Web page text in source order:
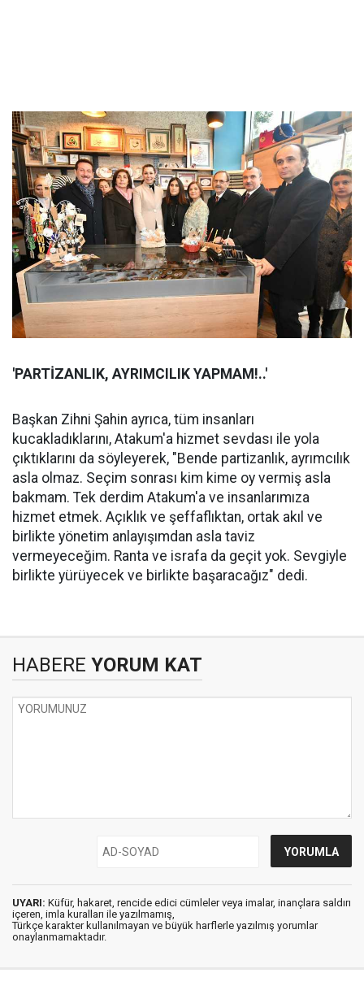
'PARTİZANLIK, AYRIMCILIK YAPMAM!..'
Başkan Zihni Şahin ayrıca, tüm insanları
kucakladıklarını, Atakum'a hizmet sevdası ile yola
çıktıklarını da söyleyerek, "Bende partizanlık, ayrımcılık
asla olmaz. Seçim sonrası kim kime oy vermiş asla
bakmam. Tek derdim Atakum'a ve insanlarımıza
hizmet etmek. Açıklık ve şeffaflıktan, ortak akıl ve
birlikte yönetim anlayışımdan asla taviz
vermeyeceğim. Ranta ve israfa da geçit yok. Sevgiyle
birlikte yürüyecek ve birlikte başaracağız" dedi.
HABERE YORUM KAT
UYARI: Küfür, hakaret, rencide edici cümleler veya imalar, inançlara saldırı
içeren, imla kuralları ile yazılmamış,
Türkçe karakter kullanılmayan ve büyük harflerle yazılmış yorumlar
onaylanmamaktadır.